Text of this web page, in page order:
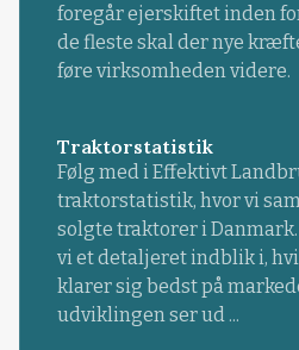
foregår ejerskiftet inden
de fleste skal der nye
føre virksomheden videre.
Traktorstatistik
Følg med i Effektivt
traktorstatistik, hvor vi
solgte traktorer i
vi et detaljeret indblik i,
klarer sig bedst på
udviklingen ser ud ...